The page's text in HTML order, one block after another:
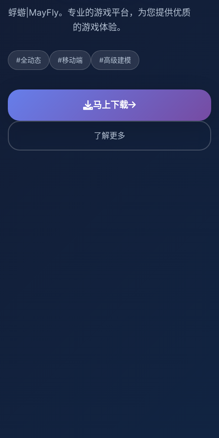
蜉蝣|MayFly。专业的游戏平台，为您提供优质
的游戏体验。
#全动态 #移动端 #高级建模
马上下载
了解更多